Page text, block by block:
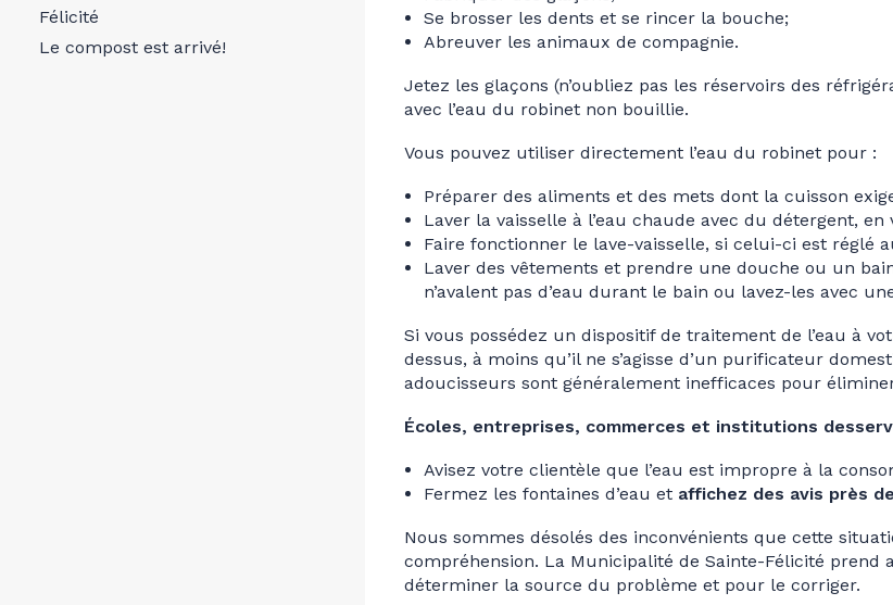
Félicité
Le compost est arrivé!
Se brosser les dents et se rincer la bouche;
Abreuver les animaux de compagnie.
Jetez les glaçons (n’oubliez pas les réservoirs des
avec l’eau du robinet non bouillie.
Vous pouvez utiliser directement l’eau du robinet pour :
Préparer des aliments et des mets dont la cuisson
Laver la vaisselle à l’eau chaude avec du détergent, en
Faire fonctionner le lave-vaisselle, si celui-ci est réglé
Laver des vêtements et prendre une douche ou un
n’avalent pas d’eau durant le bain ou lavez-les avec
Si vous possédez un dispositif de traitement de l’eau à
dessus, à moins qu’il ne s’agisse d’un purificateur
adoucisseurs sont généralement inefficaces pour
Écoles, entreprises, commerces et institutions
Avisez votre clientèle que l’eau est impropre à la
Fermez les fontaines d’eau et affichez des avis près
Nous sommes désolés des inconvénients que cette
compréhension. La Municipalité de Sainte-Félicité
déterminer la source du problème et pour le corriger.